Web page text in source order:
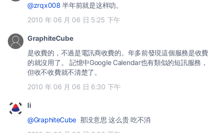
@zrqx008 半年前就是这样叻。
2010 年 06 月 06 日 5:25 下午
GraphiteCube
是收費的，不過是電訊商收費的。年多前發現這個服務是收費
的就沒用了。 記憶中Google Calendar也有類似的短訊服務，
但收不收費就不清楚了。
2010 年 06 月 06 日 6:30 下午
li
@GraphiteCube
那没意思 这么贵 吃不消